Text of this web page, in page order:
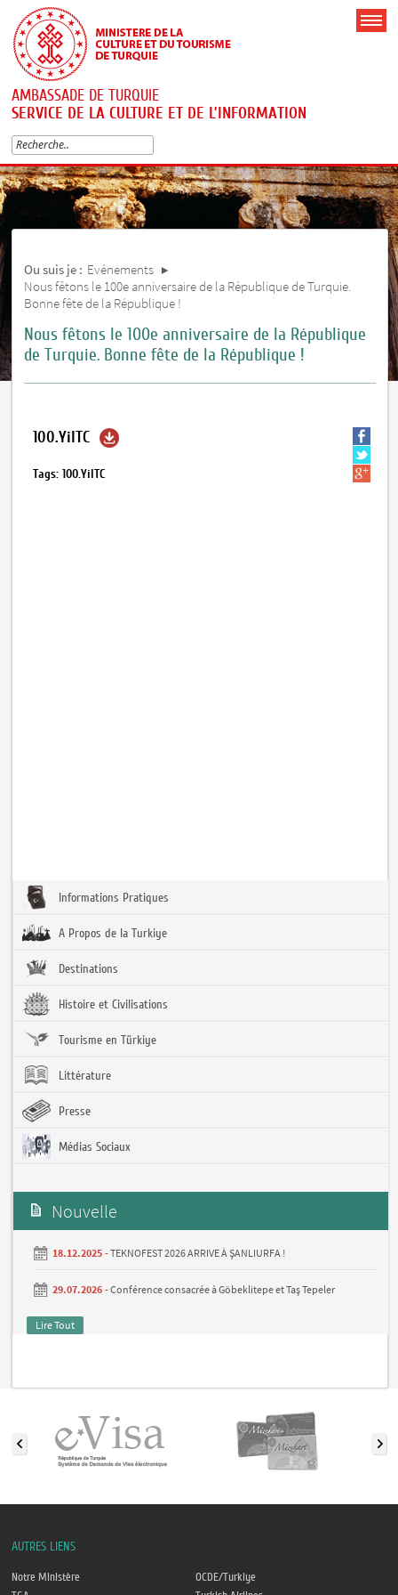
AMBASSADE DE TURQUIE
SERVICE DE LA CULTURE ET DE L’INFORMATION
Ou suis je : Evénements
Nous fêtons le 100e anniversaire de la République de Turquie.
Bonne fête de la République !
Nous fêtons le 100e anniversaire de la République
de Turquie. Bonne fête de la République !
100.YilTC
Tags: 100.YilTC
Informations Pratiques
A Propos de la Turkiye
Destinations
Histoire et Civilisations
Tourisme en Türkiye
Littérature
Presse
Médias Sociaux
Nouvelle
18.12.2025 -TEKNOFEST 2026 ARRIVE À ŞANLIURFA !
29.07.2026 -Conférence consacrée à Göbeklitepe et Taş Tepeler
Lire Tout
AUTRES LIENS
Notre Ministère
OCDE/Turkiye